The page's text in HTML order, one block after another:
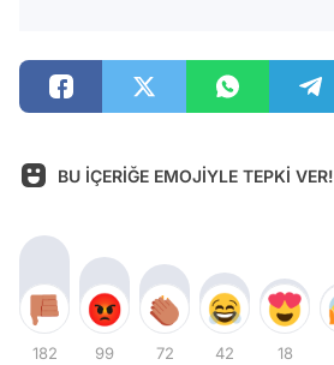
BU İÇERİĞE EMOJİYLE TEPKİ VER!
182 99 72 42 18